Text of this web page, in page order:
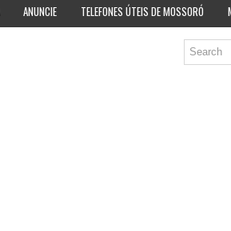
ANUNCIE TELEFONES ÚTEIS DE MOSSORÓ